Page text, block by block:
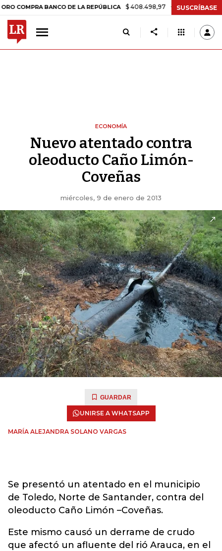
BANCO DE LA REPÚBLICA $ 408.498,97 +$ 8.753,81 +2,19%
SUSCRÍBASE
ECONOMÍA
Nuevo atentado contra
oleoducto Caño Limón-
Coveñas
miércoles, 9 de enero de 2013
GUARDAR
UNIRSE A WHATSAPP
MARÍA ALEJANDRA SOLANO VARGAS
Se presentó un atentado en el municipio
de Toledo, Norte de Santander, contra del
oleoducto Caño Limón –Coveñas.
Este mismo causó un derrame de crudo
que afectó un afluente del rió Arauca, en el